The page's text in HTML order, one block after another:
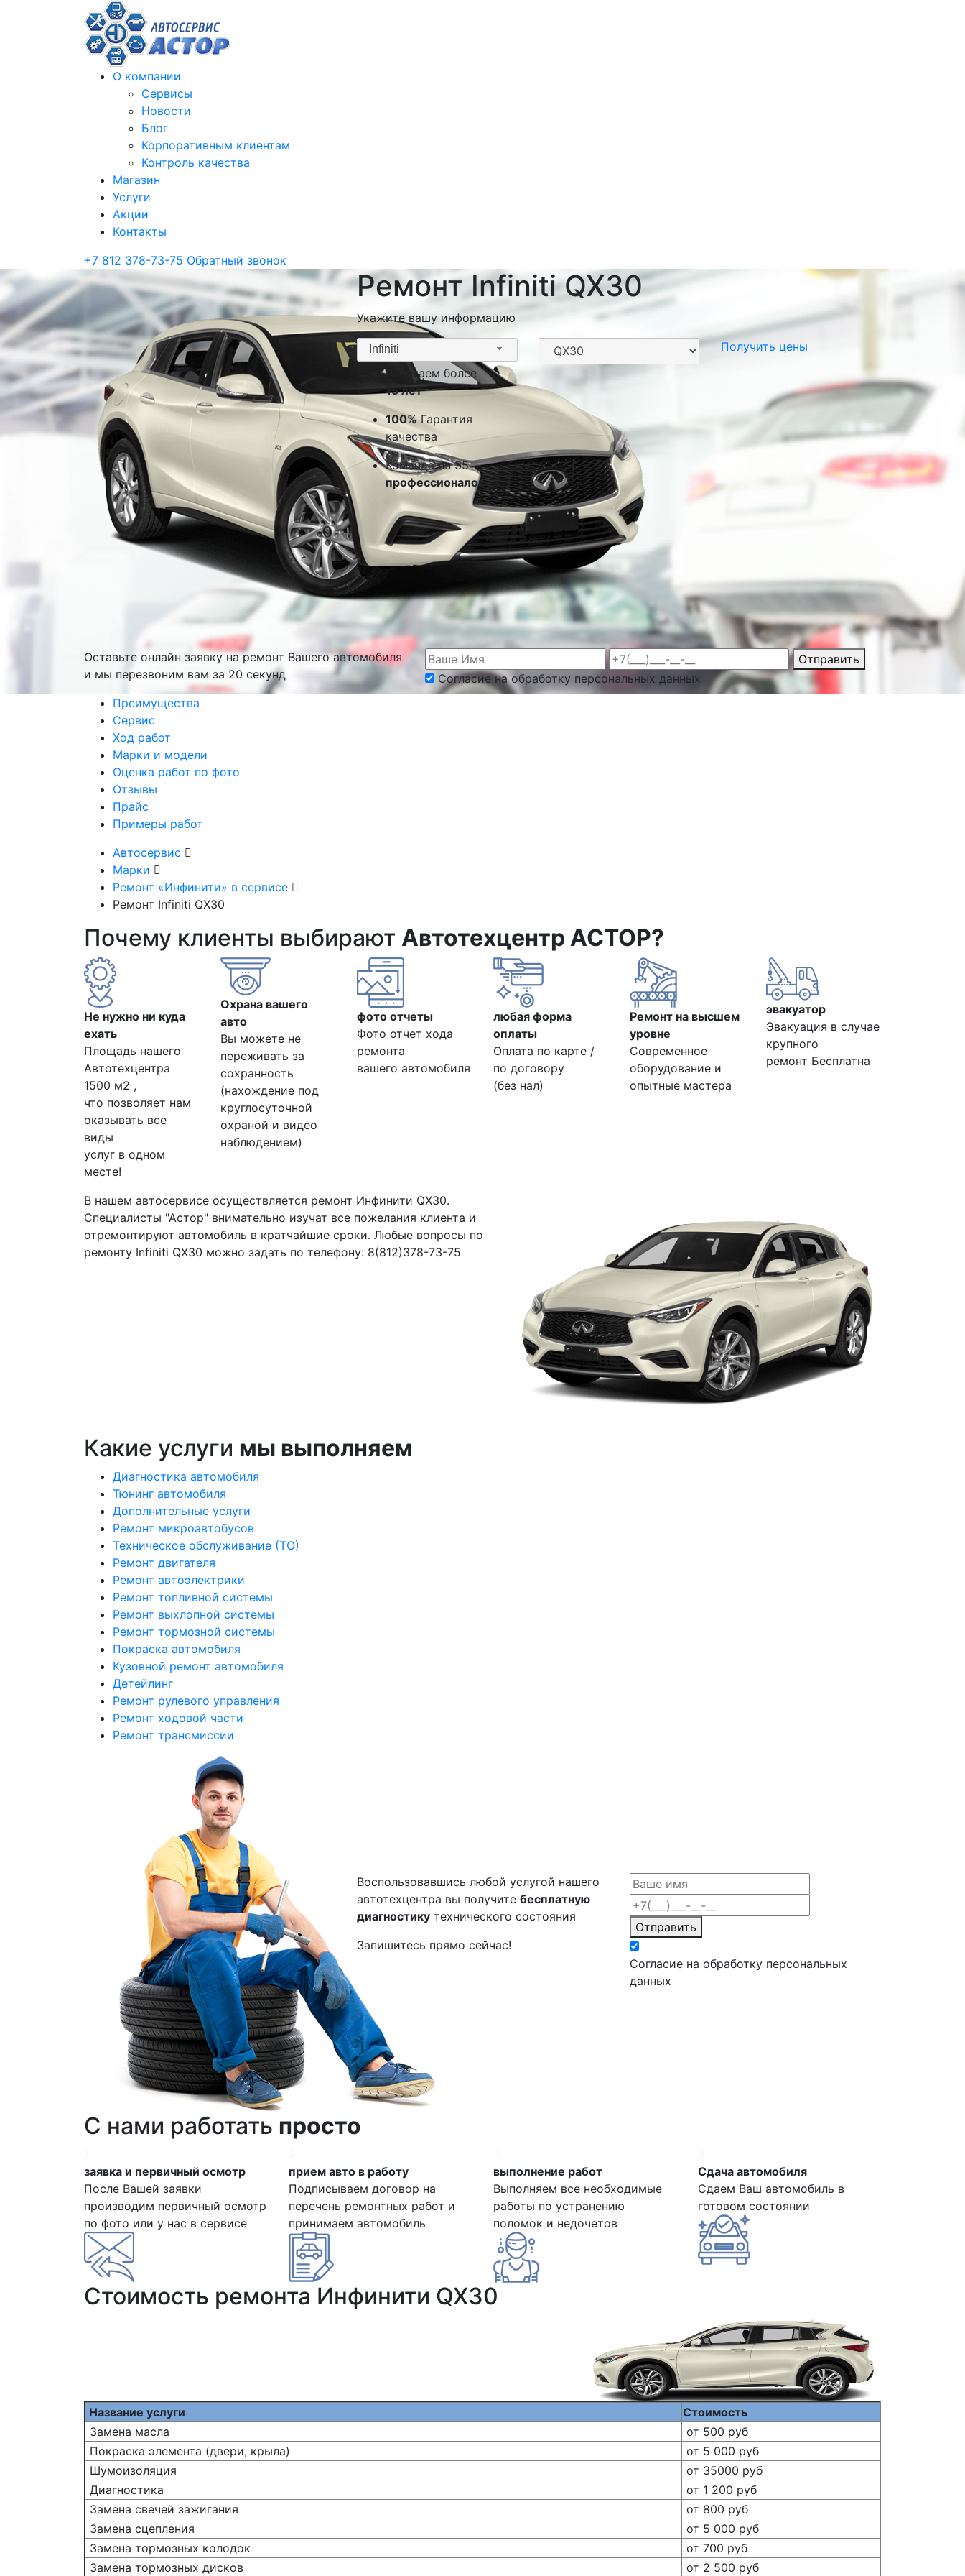
О компании
Сервисы
Новости
Блог
Корпоративным клиентам
Контроль качества
Магазин
Услуги
Акции
Контакты
+7 812 378-73-75 Обратный звонок
Ремонт Infiniti QX30
Укажите вашу информацию
Infiniti
Получить цены
Работаем более
15 лет
100%Гарантия
качества
Команда из 35
профессионалов
Оставьте онлайн заявку на ремонт Вашего автомобиля
и мы перезвоним вам за 20 секунд
Отправить
Согласие на обработку персональных данных
Преимущества
Сервис
Ход работ
Марки и модели
Оценка работ по фото
Отзывы
Прайс
Примеры работ
Автосервис
Марки
Ремонт «Инфинити» в сервисе
Ремонт Infiniti QX30
Почему клиенты выбирают Автотехцентр АСТОР?
Не нужно ни куда
ехать
Площадь нашего
Автотехцентра
1500 м2 ,
что позволяет нам
оказывать все
виды
услуг в одном
месте!
Охрана вашего
авто
Вы можете не
переживать за
сохранность
(нахождение под
круглосуточной
охраной и видео
наблюдением)
фото отчеты
Фото отчет хода
ремонта
вашего автомобиля
любая форма
оплаты
Оплата по карте /
по договору
(без нал)
Ремонт на высшем
уровне
Современное
оборудование и
опытные мастера
эвакуатор
Эвакуация в случае
крупного
ремонт Бесплатна
В нашем автосервисе осуществляется ремонт Инфинити QX30.
Специалисты "Астор" внимательно изучат все пожелания клиента и
отремонтируют автомобиль в кратчайшие сроки. Любые вопросы по
ремонту Infiniti QX30 можно задать по телефону: 8(812)378-73-75
Какие услуги мы выполняем
Диагностика автомобиля
Тюнинг автомобиля
Дополнительные услуги
Ремонт микроавтобусов
Техническое обслуживание (ТО)
Ремонт двигателя
Ремонт автоэлектрики
Ремонт топливной системы
Ремонт выхлопной системы
Ремонт тормозной системы
Покраска автомобиля
Кузовной ремонт автомобиля
Детейлинг
Ремонт рулевого управления
Ремонт ходовой части
Ремонт трансмиссии
Воспользовавшись любой услугой нашего
автотехцентра вы получите бесплатную
диагностику технического состояния
Запишитесь прямо сейчас!
Отправить
Согласие на обработку персональных
данных
С нами работать просто
заявка и первичный осмотр
После Вашей заявки
производим первичный осмотр
по фото или у нас в сервисе
прием авто в работу
Подписываем договор на
перечень ремонтных работ и
принимаем автомобиль
выполнение работ
Выполняем все необходимые
работы по устранению
поломок и недочетов
Сдача автомобиля
Сдаем Ваш автомобиль в
готовом состоянии
Стоимость ремонта Инфинити QX30
Название услуги
Стоимость
Замена масла
от 500 руб
Покраска элемента (двери, крыла)
от 5 000 руб
Шумоизоляция
от 35000 руб
Диагностика
от 1 200 руб
Замена свечей зажигания
от 800 руб
Замена сцепления
от 5 000 руб
Замена тормозных колодок
от 700 руб
Замена тормозных дисков
от 2 500 руб